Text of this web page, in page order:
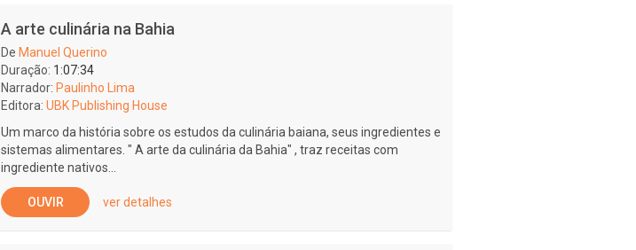
A arte culinária na Bahia
De Manuel Querino
Duração: 1:07:34
Narrador: Paulinho Lima
Editora: UBK Publishing House
Um marco da história sobre os estudos da culinária baiana, seus ingredientes e
sistemas alimentares. " A arte da culinária da Bahia" , traz receitas com
ingrediente nativos...
OUVIR ver detalhes